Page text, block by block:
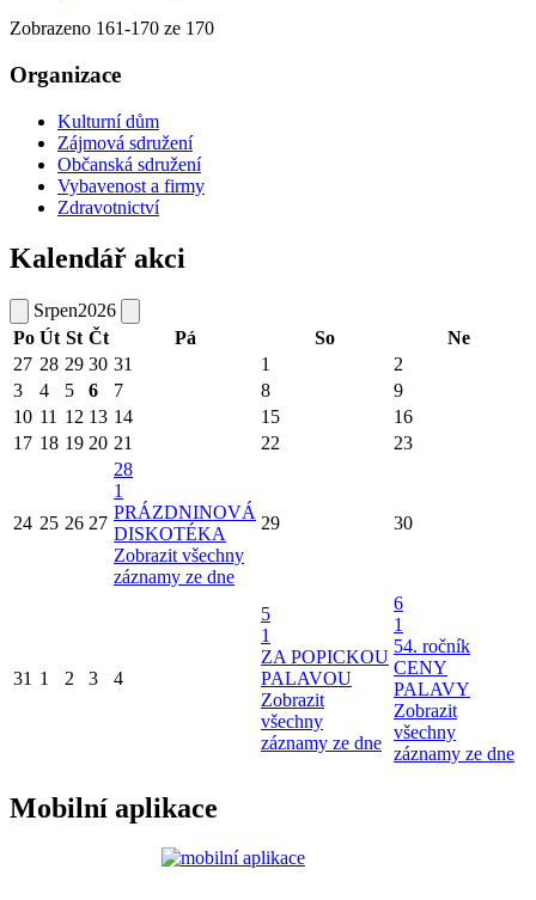
Zobrazeno 161-170 ze 170
Organizace
Kulturní dům
Zájmová sdružení
Občanská sdružení
Vybavenost a firmy
Zdravotnictví
Kalendář akci
Srpen2026
Po Út St Čt Pá So
Ne
27 28 29 30 31 1
2
3
4 5 6 7 8
9
10 11 12 13 14 15
16
17 18 19 20 21 22 23
24 25 26 27
28
1
PRÁZDNINOVÁ
DISKOTÉKA
Zobrazit všechny
záznamy ze dne
29 30
31 1 2 3 4
5
1
ZA POPICKOU
PALAVOU
Zobrazit
všechny
záznamy ze dne
6
1
54. ročník
CENY
PALAVY
Zobrazit
všechny
záznamy ze dne
Mobilní aplikace